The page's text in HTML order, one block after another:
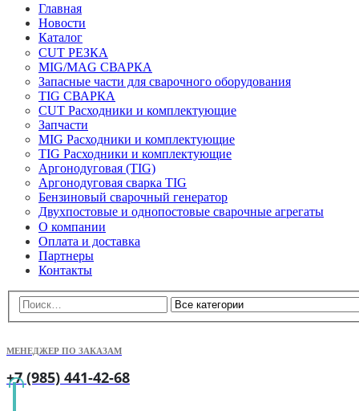
Главная
Новости
Каталог
CUT РЕЗКА
MIG/MAG СВАРКА
Запасные части для сварочного оборудования
TIG СВАРКА
CUT Расходники и комплектующие
Запчасти
MIG Расходники и комплектующие
TIG Расходники и комплектующие
Аргонодуговая (TIG)
Аргонодуговая сварка TIG
Бензиновый сварочный генератор
Двухпостовые и однопостовые сварочные агрегаты
О компании
Оплата и доставка
Партнеры
Контакты
МЕНЕДЖЕР ПО ЗАКАЗАМ
+7 (985) 441-42-68